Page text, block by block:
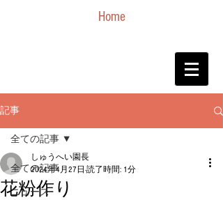
Home
記事
全ての記事
ニュース
全ての記事
花粉作り
しゅうへい園長
2024年4月27日 読了時間: 1分